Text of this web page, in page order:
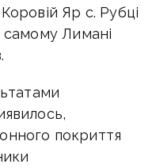
Яр с. Рубці
Лимані
покриття